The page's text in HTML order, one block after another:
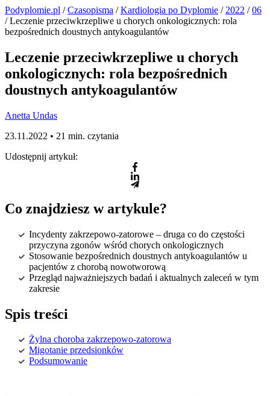
Podyplomie.pl /Czasopisma /Kardiologia po Dyplomie / 2022 /06
/ Leczenie przeciwkrzepliwe u chorych onkologicznych: rola
bezpośrednich doustnych antykoagulantów
Leczenie przeciwkrzepliwe u chorych
onkologicznych: rola bezpośrednich
doustnych antykoagulantów
Anetta Undas
23.11.2022 • 21 min. czytania
Udostępnij artykuł:
Co znajdziesz w artykule?
Incydenty zakrzepowo-zatorowe – druga co do częstości
przyczyna zgonów wśród chorych onkologicznych
Stosowanie bezpośrednich doustnych antykoagulantów u
pacjentów z chorobą nowotworową
Przegląd najważniejszych badań i aktualnych zaleceń w tym
zakresie
Spis treści
Żylna choroba zakrzepowo-zatorowa
Migotanie przedsionków
Podsumowanie